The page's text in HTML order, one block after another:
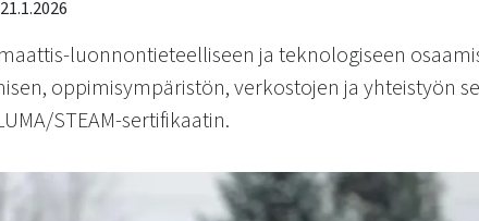
luonnontieteelliseen ja teknologiseen
oppimisympäristön, verkostojen ja yhteistyön
STEAM-sertifikaatin.